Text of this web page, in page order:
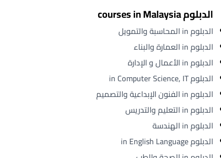
الدبلوم courses in Malaysia
الدبلوم in المحاسبة والتمويل
الدبلوم in العمارة والبناء
الدبلوم in الأعمال و الإدارة
الدبلوم in Computer Science, IT
الدبلوم in الفنون الإبداعية والتصميم
الدبلوم in التعليم والتدريس
الدبلوم in الهندسة
الدبلوم in English Language